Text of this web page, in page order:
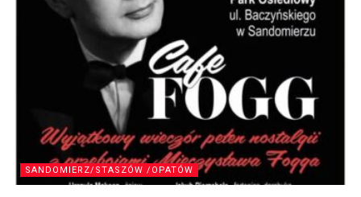
SANDOMIERZ/STASZÓW /OPATÓW